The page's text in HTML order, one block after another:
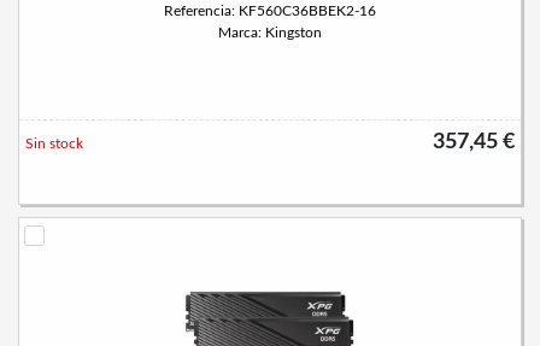
Referencia: KF560C36BBEK2-16
Marca: Kingston
357,45 €
Sin stock